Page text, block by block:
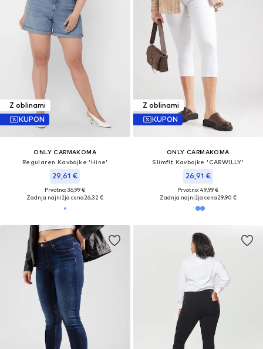
Z oblinami
KUPON
ONLY CARMAKOMA
Regularen Kavbojke 'Hine'
29,61 €
Prvotno: 36,99 €
Zadnja najnižja cena26,32 €
Z oblinami
KUPON
ONLY CARMAKOMA
Slimfit Kavbojke 'CARWILLY'
26,91 €
Prvotno: 49,99 €
Zadnja najnižja cena29,90 €